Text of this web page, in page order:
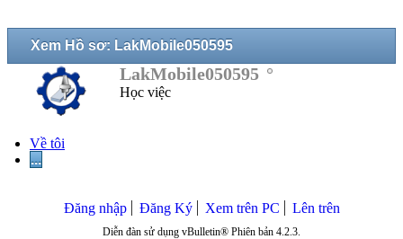
Xem Hồ sơ: LakMobile050595
LakMobile050595
Học việc
Về tôi
...
Đăng nhập Đăng Ký Xem trên PC Lên trên
Diễn đàn sử dụng vBulletin® Phiên bản 4.2.3.